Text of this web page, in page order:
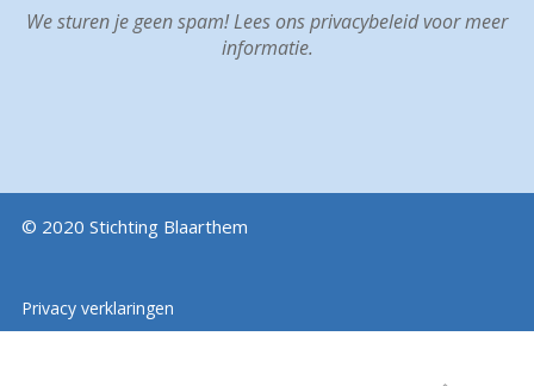
We sturen je geen spam! Lees onsprivacybeleidvoor meer
informatie.
© 2020 Stichting Blaarthem
Privacy verklaringen